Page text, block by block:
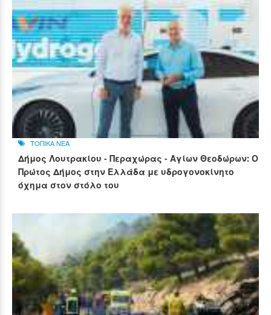
ΤΟΠΙΚΑ ΝΕΑ
Δήμος Λουτρακίου - Περαχώρας - Αγίων Θεοδώρων: Ο
Πρώτος Δήμος στην Ελλάδα με υδρογονοκίνητο
όχημα στον στόλο του